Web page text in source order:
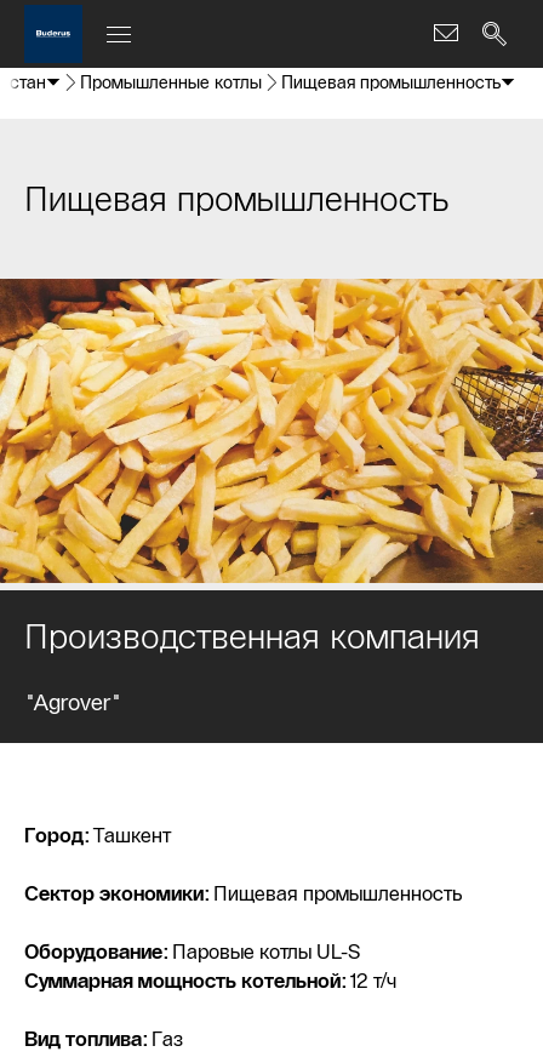
Промышленные котлы Пищевая промышленность
Пищевая промышленность
Производственная компания
"Agrover"
Город:Ташкент
Сектор экономики: Пищевая промышленность
Оборудование: Паровые котлы UL-S
Суммарная мощность котельной: 12 т/ч
Вид топлива: Газ